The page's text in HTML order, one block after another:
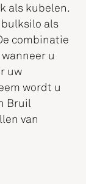
als kubelen.
als
combinatie
u
uw
wordt u
Bruil
van